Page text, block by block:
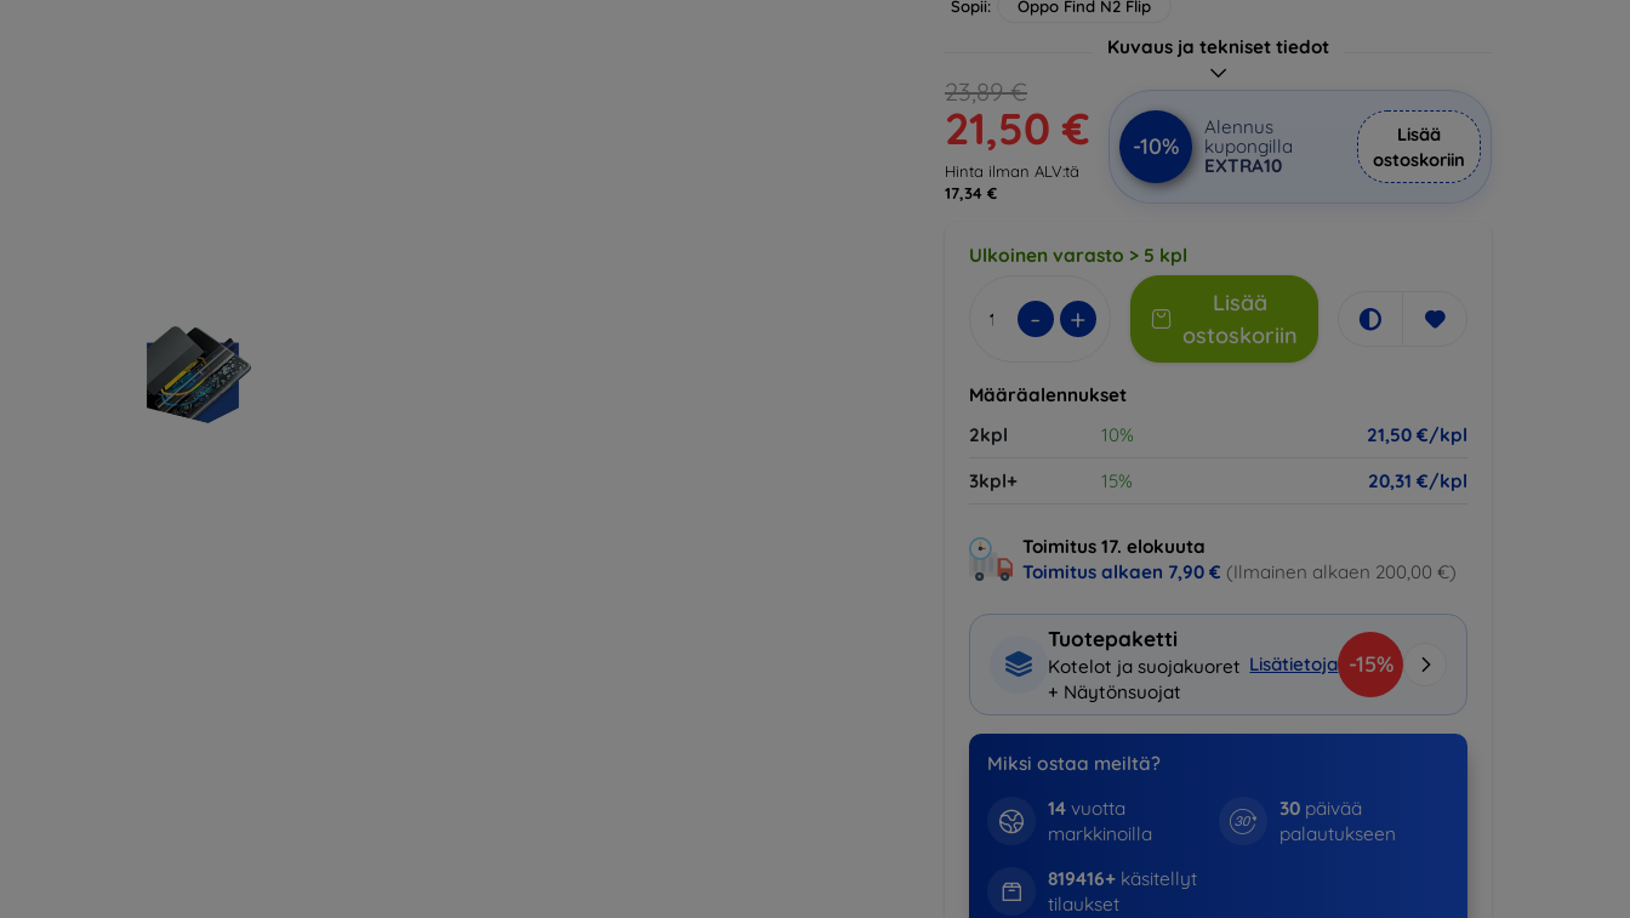
Sopii: Oppo Find N2 Flip
Kuvaus ja tekniset tiedot
23,89 €
21,50 €
Hinta ilman ALV:tä
17,34 €
-10%
Alennus
kupongilla
EXTRA10
Lisää
ostoskoriin
Ulkoinen varasto > 5 kpl
- +
Lisää
ostoskoriin
Määräalennukset
2kpl
10%
21,50 €/kpl
3kpl+
15% 20,31 €/kpl
Toimitus 17. elokuuta
Toimitus alkaen 7,90 € (Ilmainen alkaen 200,00 €)
Tuotepaketti
Kotelot ja suojakuoret
+ Näytönsuojat
Lisätietoja -15%
Miksi ostaa meiltä?
14vuotta
markkinoilla
30päivää
palautukseen
819416+käsitellyt
tilaukset